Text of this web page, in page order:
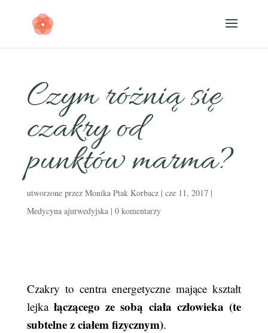
Czym różnią się
czakry od
punktów marma?
utworzone przez Monika Ptak Korbacz| cze 11, 2017|
Medycyna ajurwedyjska| 0 komentarzy
Czakry to centra energetyczne mające kształt
lejkałączącego ze sobą ciała człowieka (te
subtelne z ciałem fizycznym).